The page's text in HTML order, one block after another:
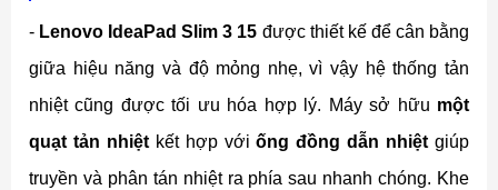
- Lenovo IdeaPad Slim 3 15 được thiết kế để cân bằng
giữa hiệu năng và độ mỏng nhẹ, vì vậy hệ thống tản
nhiệt cũng được tối ưu hóa hợp lý. Máy sở hữu một
quạt tản nhiệtkết hợp vớiống đồng dẫn nhiệt giúp
truyền và phân tán nhiệt ra phía sau nhanh chóng. Khe